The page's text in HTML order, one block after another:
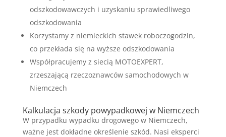
odszkodowawczych i uzyskaniu sprawiedliwego
odszkodowania
Korzystamy z niemieckich stawek roboczogodzin,
co przekłada się na wyższe odszkodowania
Współpracujemy z siecią MOTOEXPERT,
zrzeszającą rzeczoznawców samochodowych w
Niemczech
Kalkulacja szkody powypadkowej w Niemczech
W przypadku wypadku drogowego w Niemczech,
ważne jest dokładne określenie szkód. Nasi eksperci